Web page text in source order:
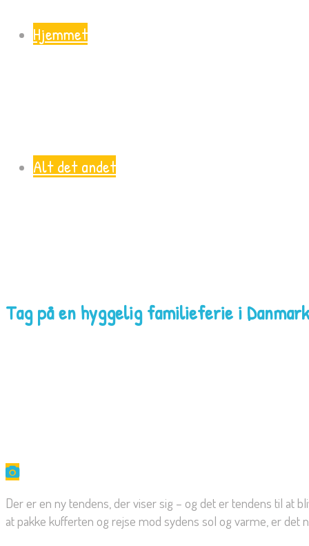
Hjemmet
Alt det andet
Tag på en hyggelig familieferie i Danmark
Der er en ny tendens, der viser sig – og det er tendens til at
at pakke kufferten og rejse mod sydens sol og varme, er